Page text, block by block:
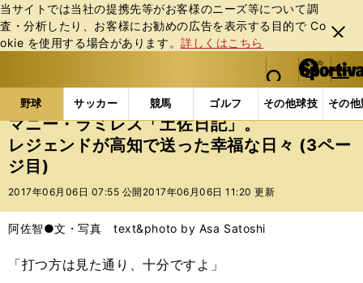
当サイトでは当社の提携先等がお客様のニーズ等について調
査・分析したり、お客様にお勧めの広告を表⽰する⽬的で Co
okie を使⽤する場合があります。詳しくはこちら
閉じ
る
web Sportiva (webスポルティーバ)
検索
マイペ
ー
ジ
メニュ
野球 サッカー 競馬 ゴルフ その他球技 その
b
ス
ポ
ル
テ
ー
バ
野球の記事一覧 プロ野球 マニー・ラミレス「土佐
マニー・ラミレス「土佐日記」。
レジェンドが高知で送った幸福な日々 (3ペー
ジ目)
2017年06月06日 07:55 公開 2017年06月06日 11:20 更新
阿佐智●文・写真 text&photo by Asa Satoshi
「打つ方は見た通り、十分ですよ」